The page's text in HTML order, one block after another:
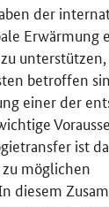
der
Erwärmung
betroffen
einer der
ist
möglichen
diesem